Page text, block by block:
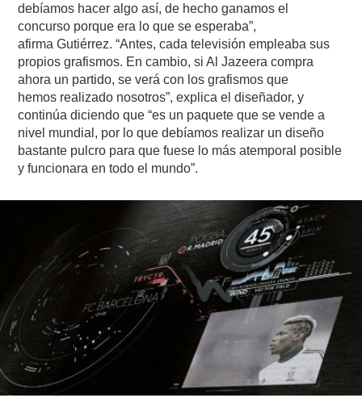
debíamos hacer algo así, de hecho ganamos el
concurso porque era lo que se esperaba”,
afirma Gutiérrez. “Antes, cada televisión empleaba sus
propios grafismos. En cambio, si Al Jazeera compra
ahora un partido, se verá con los grafismos que
hemos realizado nosotros”, explica el diseñador, y
continúa diciendo que “es un paquete que se vende a
nivel mundial, por lo que debíamos realizar un diseño
bastante pulcro para que fuese lo más atemporal posible
y funcionara en todo el mundo”.